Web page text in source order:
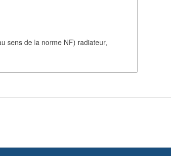
sens de la norme NF) radiateur,